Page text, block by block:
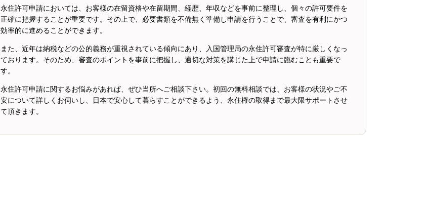
永住許可申請においては、お客様の在留資格や在留期間、経歴、年収などを事前に整理し、個々の許可要件を
正確に把握することが重要です。その上で、必要書類を不備無く準備し申請を行うことで、審査を有利にかつ
効率的に進めることができます。
また、近年は納税などの公的義務が重視されている傾向にあり、入国管理局の永住許可審査が特に厳しくなっ
ております。そのため、審査のポイントを事前に把握し、適切な対策を講じた上で申請に臨むことも重要で
す。
永住許可申請に関するお悩みがあれば、ぜひ当所へご相談下さい。初回の無料相談では、お客様の状況やご不
安について詳しくお伺いし、日本で安心して暮らすことができるよう、永住権の取得まで最大限サポートさせ
て頂きます。